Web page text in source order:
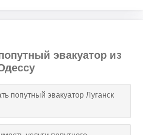
эвакуатор из
попутный эвакуатор Луганск